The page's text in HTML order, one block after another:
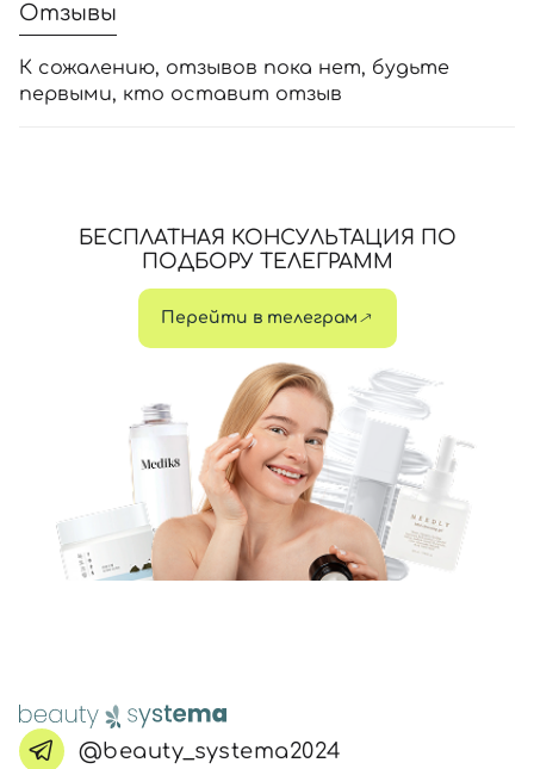
Отзывы
К сожалению, отзывов пока нет, будьте
первыми, кто оставит отзыв
БЕСПЛАТНАЯ КОНСУЛЬТАЦИЯ ПО
ПОДБОРУ ТЕЛЕГРАММ
Перейти в телеграм
@beauty_systema2024